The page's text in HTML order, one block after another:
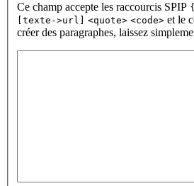
Ce champ accepte les raccourcis SPIP
[texte->url]
<quote> <code> et le
créer des paragraphes, laissez